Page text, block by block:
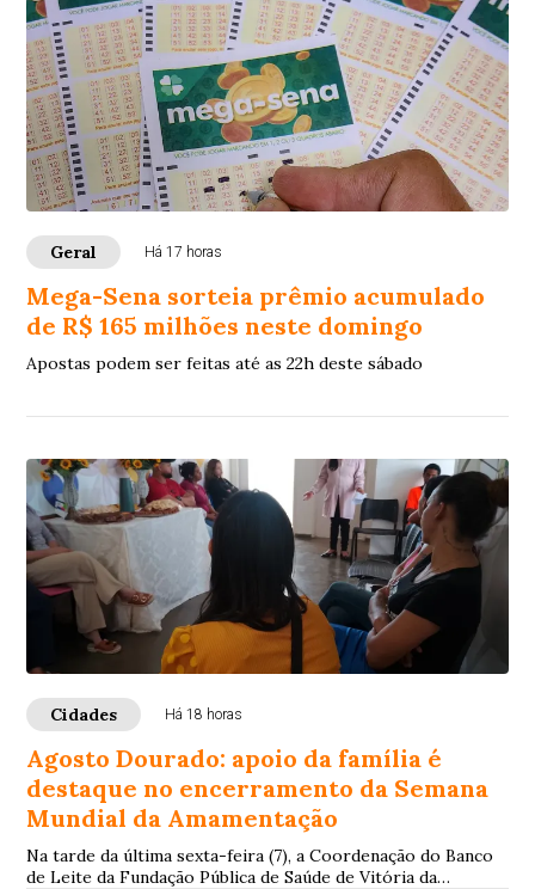
Geral Há 17 horas
Mega-Sena sorteia prêmio acumulado
de R$ 165 milhões neste domingo
Apostas podem ser feitas até as 22h deste sábado
Cidades Há 18 horas
Agosto Dourado: apoio da família é
destaque no encerramento da Semana
Mundial da Amamentação
Na tarde da última sexta-feira (7), a Coordenação do Banco
de Leite da Fundação Pública de Saúde de Vitória da